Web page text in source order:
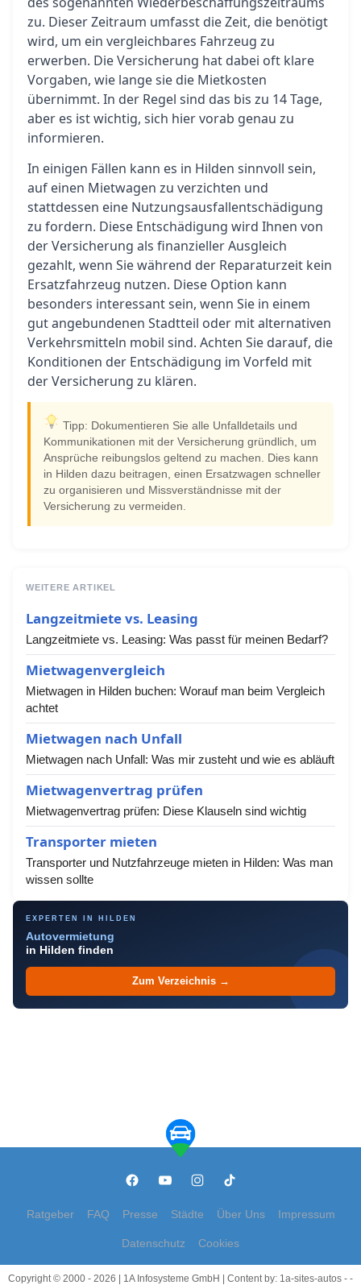
zu. Dieser Zeitraum umfasst die Zeit, die benötigt
wird, um ein vergleichbares Fahrzeug zu
erwerben. Die Versicherung hat dabei oft klare
Vorgaben, wie lange sie die Mietkosten
übernimmt. In der Regel sind das bis zu 14 Tage,
aber es ist wichtig, sich hier vorab genau zu
informieren.
In einigen Fällen kann es in Hilden sinnvoll sein,
auf einen Mietwagen zu verzichten und
stattdessen eine Nutzungsausfallentschädigung
zu fordern. Diese Entschädigung wird Ihnen von
der Versicherung als finanzieller Ausgleich
gezahlt, wenn Sie während der Reparaturzeit kein
Ersatzfahrzeug nutzen. Diese Option kann
besonders interessant sein, wenn Sie in einem
gut angebundenen Stadtteil oder mit alternativen
Verkehrsmitteln mobil sind. Achten Sie darauf, die
Konditionen der Entschädigung im Vorfeld mit
der Versicherung zu klären.
Tipp: Dokumentieren Sie alle Unfalldetails und
Kommunikationen mit der Versicherung gründlich, um
Ansprüche reibungslos geltend zu machen. Dies kann
in Hilden dazu beitragen, einen Ersatzwagen schneller
zu organisieren und Missverständnisse mit der
Versicherung zu vermeiden.
WEITERE ARTIKEL
Langzeitmiete vs. Leasing
Langzeitmiete vs. Leasing: Was passt für meinen Bedarf?
Mietwagenvergleich
Mietwagen in Hilden buchen: Worauf man beim Vergleich
achtet
Mietwagen nach Unfall
Mietwagen nach Unfall: Was mir zusteht und wie es abläuft
Mietwagenvertrag prüfen
Mietwagenvertrag prüfen: Diese Klauseln sind wichtig
Transporter mieten
Transporter und Nutzfahrzeuge mieten in Hilden: Was man
wissen sollte
EXPERTEN IN HILDEN
Autovermietung
in Hilden finden
Zum Verzeichnis →
Ratgeber FAQ Presse Städte Über Uns Impressum
Datenschutz Cookies
Copyright © 2000 - 2026 | 1A Infosysteme GmbH | Content by: 1a-sites-autos - -